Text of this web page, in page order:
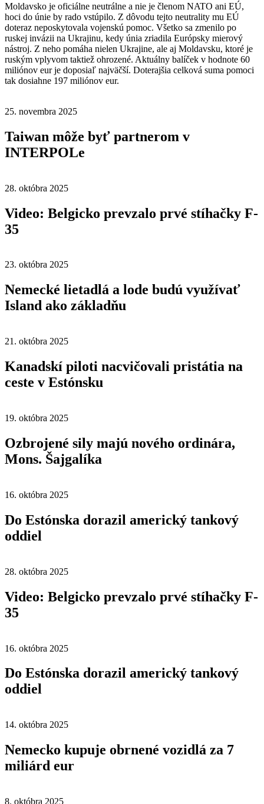
Moldavsko je oficiálne neutrálne a nie je členom NATO ani EÚ,
hoci do únie by rado vstúpilo. Z dôvodu tejto neutrality mu EÚ
doteraz neposkytovala vojenskú pomoc. Všetko sa zmenilo po
ruskej invázii na Ukrajinu, kedy únia zriadila Európsky mierový
nástroj. Z neho pomáha nielen Ukrajine, ale aj Moldavsku, ktoré je
ruským vplyvom taktiež ohrozené. Aktuálny balíček v hodnote 60
miliónov eur je doposiaľ najväčší. Doterajšia celková suma pomoci
tak dosiahne 197 miliónov eur.
25. novembra 2025
Taiwan môže byť partnerom v
INTERPOLe
28. októbra 2025
Video: Belgicko prevzalo prvé stíhačky F-
35
23. októbra 2025
Nemecké lietadlá a lode budú využívať
Island ako základňu
21. októbra 2025
Kanadskí piloti nacvičovali pristátia na
ceste v Estónsku
19. októbra 2025
Ozbrojené sily majú nového ordinára,
Mons. Šajgalíka
16. októbra 2025
Do Estónska dorazil americký tankový
oddiel
28. októbra 2025
Video: Belgicko prevzalo prvé stíhačky F-
35
16. októbra 2025
Do Estónska dorazil americký tankový
oddiel
14. októbra 2025
Nemecko kupuje obrnené vozidlá za 7
miliárd eur
8. októbra 2025